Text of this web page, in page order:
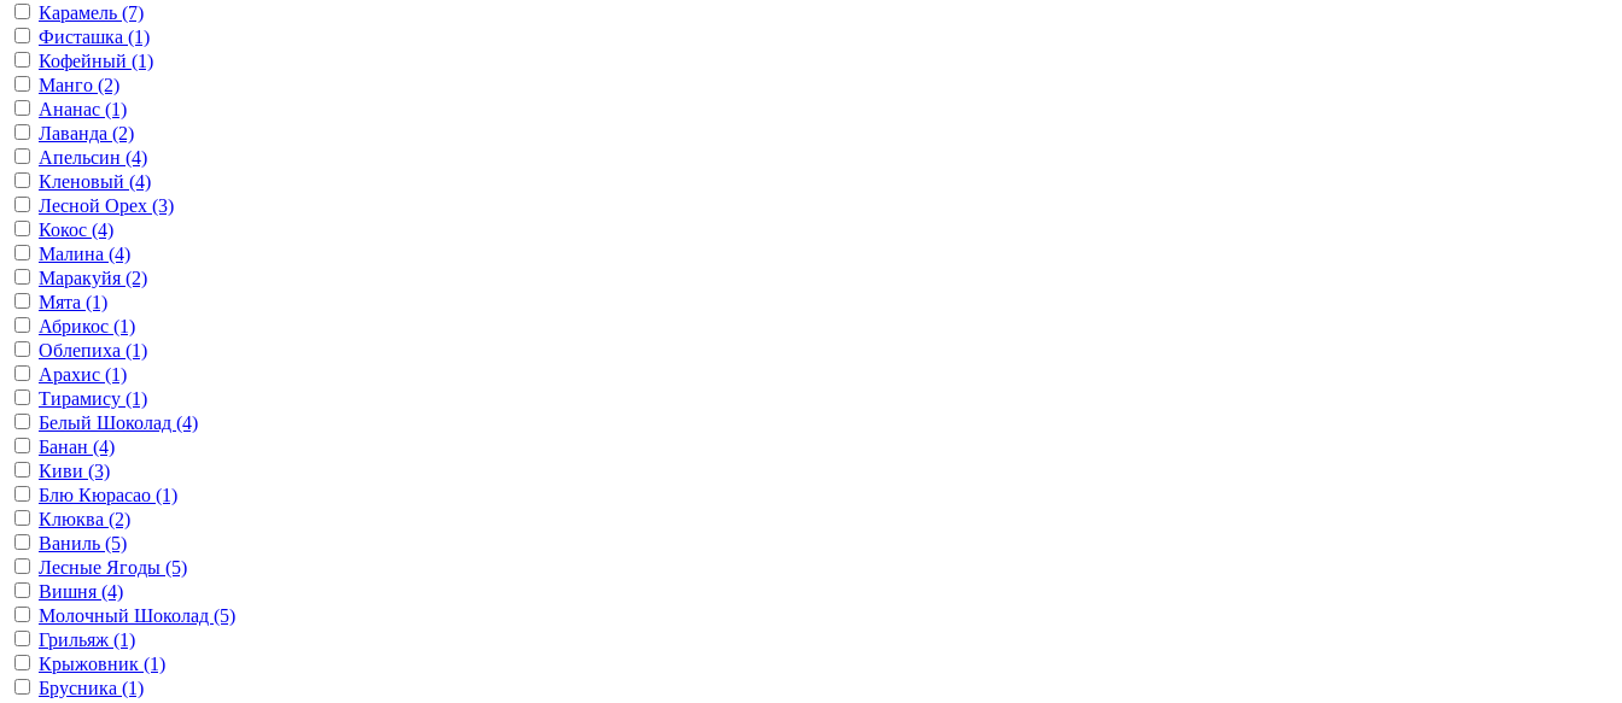
Карамель (7)
Фисташка (1)
Кофейный (1)
Манго (2)
Ананас (1)
Лаванда (2)
Апельсин (4)
Кленовый (4)
Лесной Орех (3)
Кокос (4)
Малина (4)
Маракуйя (2)
Мята (1)
Абрикос (1)
Облепиха (1)
Арахис (1)
Тирамису (1)
Белый Шоколад (4)
Банан (4)
Киви (3)
Блю Кюрасао (1)
Клюква (2)
Ваниль (5)
Лесные Ягоды (5)
Вишня (4)
Молочный Шоколад (5)
Грильяж (1)
Крыжовник (1)
Брусника (1)